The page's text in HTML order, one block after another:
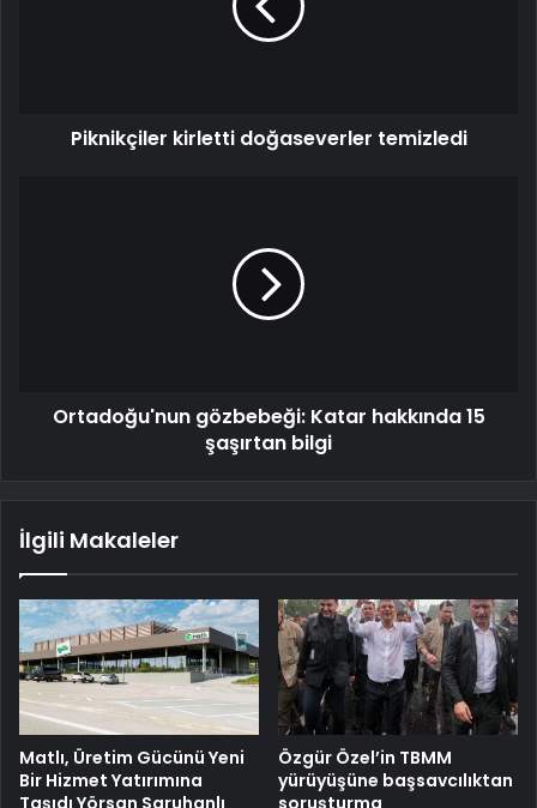
Piknikçiler kirletti doğaseverler temizledi
Ortadoğu'nun gözbebeği: Katar hakkında 15
şaşırtan bilgi
İlgili Makaleler
Matlı, Üretim Gücünü Yeni
Bir Hizmet Yatırımına
Özgür Özel’in TBMM
yürüyüşüne başsavcılıktan